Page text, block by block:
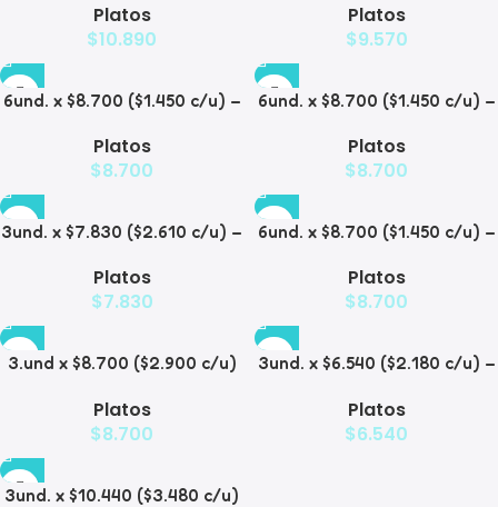
para Mascotas
Platos
$10.890
Mascotas
Platos
$9.570
6und. x $8.700 ($1.450 c/u) –
Platos
$8.700
6und. x $8.700 ($1.450 c/u) –
Floral
Platos
$8.700
3und. x $7.830 ($2.610 c/u) –
Mascotas
Platos
$7.830
6und. x $8.700 ($1.450 c/u) –
Mascotas
Platos
$8.700
3.und x $8.700 ($2.900 c/u)
Mascotas
Platos
$8.700
3und. x $6.540 ($2.180 c/u) –
Mascotas con Diseño
Decorativo
Platos
$6.540
3und. x $10.440 ($3.480 c/u)